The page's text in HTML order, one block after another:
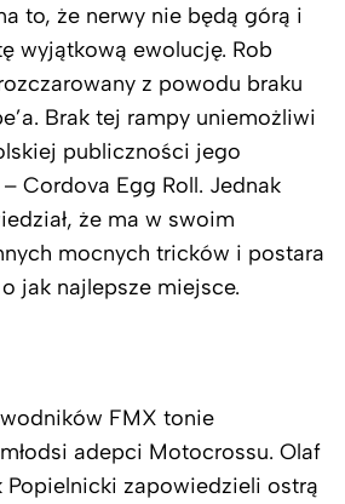
to, że nerwy nie będą górą i
wyjątkową ewolucję. Rob
z powodu braku
Brak tej rampy uniemożliwi
publiczności jego
Cordova Egg Roll. Jednak
że ma w swoim
mocnych tricków i postara
jak najlepsze miejsce.
FMX tonie
adepci Motocrossu. Olaf
Popielnicki zapowiedzieli ostrą